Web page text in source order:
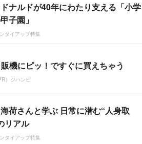
ナルドが40年にわたり支える「小学
子園」
タイアップ特集
機にピッ！ですぐに買えちゃう
）ジハンピ
荷さんと学ぶ 日常に潜む“人身取
リアル
タイアップ特集